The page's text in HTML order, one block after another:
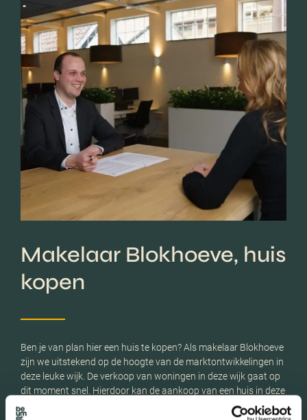
Makelaar Blokhoeve, huis
kopen
Ben je van plan hier een huis te kopen? Als makelaar Blokhoeve
zijn we uitstekend op de hoogte van de marktontwikkelingen in
deze leuke wijk. De verkoop van woningen in deze wijk gaat op
dit moment snel. Hierdoor kan de aankoop van een huis in deze
wijk lastig zijn. We begeleiden je graag bij de zoektocht en de